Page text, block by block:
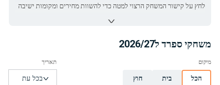
לחץ על קישור המשחק הרצוי למטה כדי להשוות מחירים ומקומות ישיבה
מאומתים מראש שמספקים אחריות של 100%.
משחקי ספרד ל2026/27
הכל בית חוץ